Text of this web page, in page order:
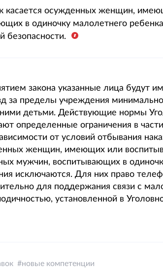
касается осужденных женщин,
в одиночку малолетнего
безопасности.
закона указанные лица будут
за пределы учреждения
детьми. Действующие нормы
определенные ограничения в
от условий отбывания
женщин, имеющих или
мужчин, воспитывающих в
исключаются. Для них право
для поддержания связи с
установленной в
новые компетенции